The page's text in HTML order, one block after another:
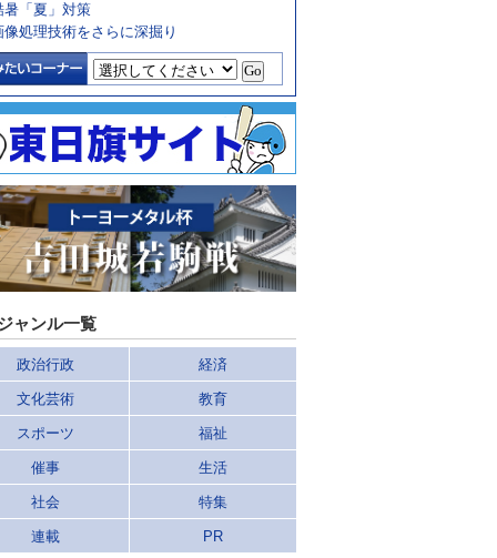
暑「夏」対策
像処理技術をさらに深掘り
ャンル一覧
政治行政 経済
文化芸術 教育
スポーツ 福祉
催事 生活
社会 特集
連載 PR